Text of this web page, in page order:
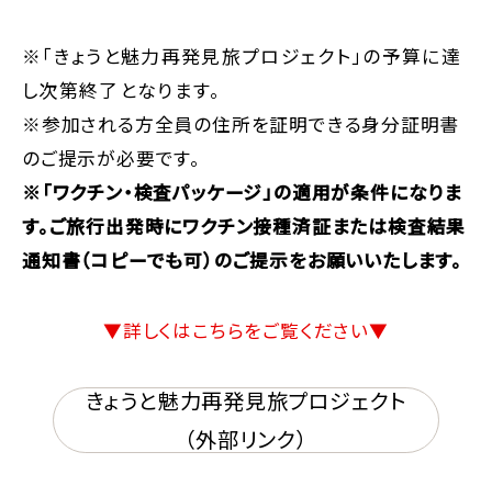
※「きょうと魅力再発見旅プロジェクト」の予算に達
し次第終了となります。
※参加される方全員の住所を証明できる身分証明書
のご提示が必要です。
※「ワクチン・検査パッケージ」の適用が条件になりま
す。ご旅行出発時にワクチン接種済証または検査結果
通知書（コピーでも可）のご提示をお願いいたします。
▼詳しくはこちらをご覧ください▼
きょうと魅力再発見旅プロジェクト
（外部リンク）